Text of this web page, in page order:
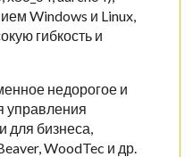
Windows и Linux,
гибкость и
недорогое и
управления
бизнеса,
WoodTec и др.